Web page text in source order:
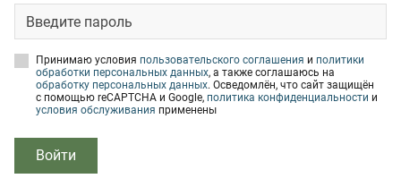
Принимаю условия пользовательского соглашения и политики
обработки персональных данных, а также соглашаюсь на
обработку персональных данных. Осведомлён, что сайт защищён
с помощью reCAPTCHA и Google, политика конфиденциальности и
условия обслуживания применены
Войти